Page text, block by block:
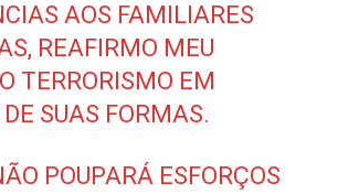
AOS FAMILIARES
REAFIRMO MEU
TERRORISMO EM
SUAS FORMAS.
POUPARÁ ESFORÇOS